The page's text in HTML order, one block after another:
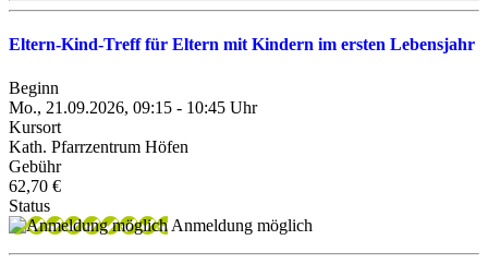
Eltern-Kind-Treff für Eltern mit Kindern im ersten Lebensjahr
Beginn
Mo., 21.09.2026, 09:15 - 10:45 Uhr
Kursort
Kath. Pfarrzentrum Höfen
Gebühr
62,70 €
Status
Anmeldung möglich